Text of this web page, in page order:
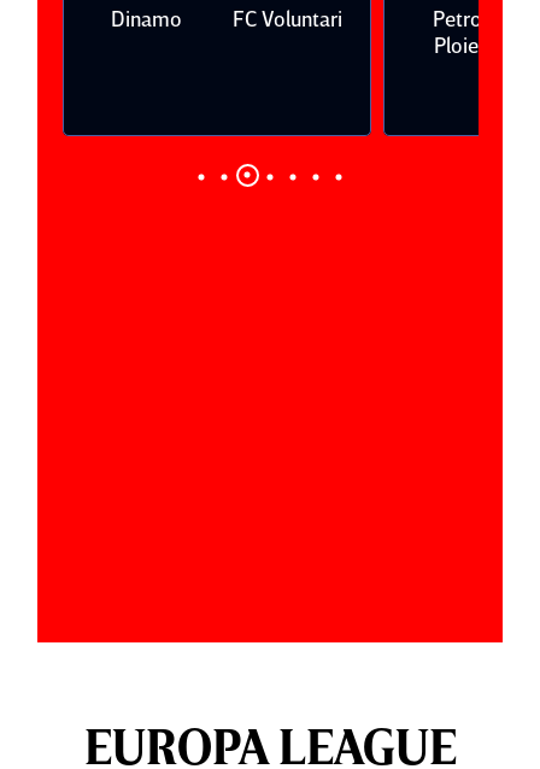
Dinamo FC Voluntari
Petrolul
Ploieşti
EUROPA LEAGUE